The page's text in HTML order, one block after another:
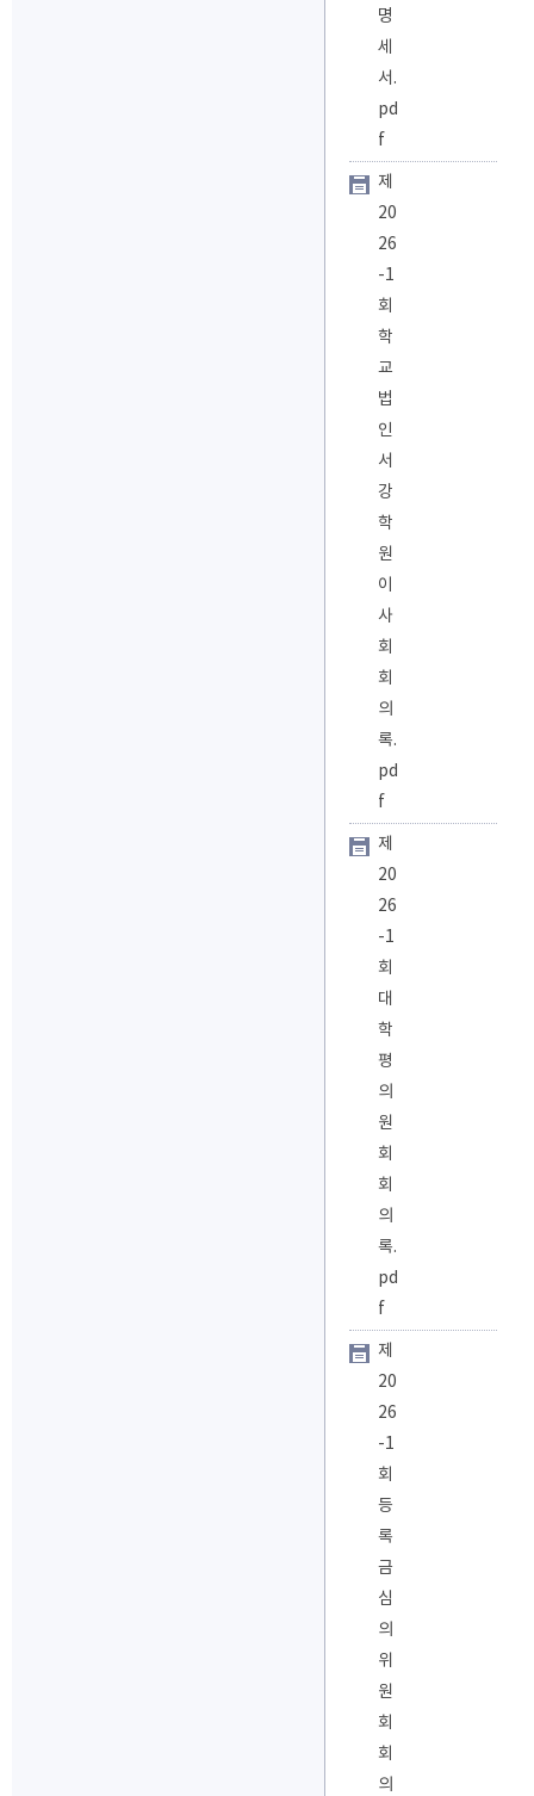
명
세
서.
pd
f
제
20
26
-1
회
학
교
법
인
서
강
학
원
이
사
회
회
의
록.
pd
f
제
20
26
-1
회
대
학
평
의
원
회
회
의
록.
pd
f
제
20
26
-1
회
등
록
금
심
의
위
원
회
회
의